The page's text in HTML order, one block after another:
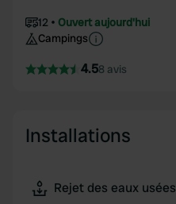
12
Ouvert aujourd'hui
Campings
4.58 avis
Installations
Rejet des eaux usées